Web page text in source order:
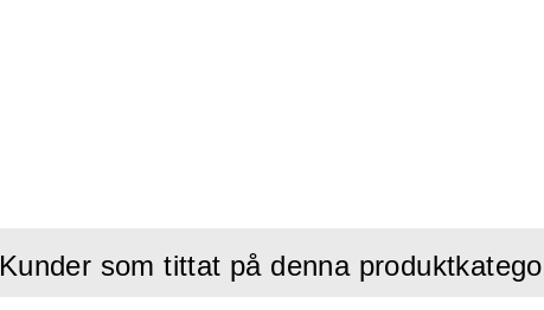
Kunder som tittat på denna